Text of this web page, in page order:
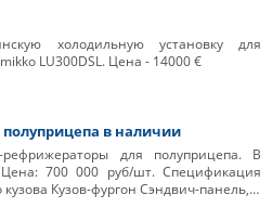
холодильную установку для
LU300DSL. Цена - 14000 €
в наличии
для полуприцепа. В
700 000 руб/шт. Спецификация
кузова Кузов-фургон Сэндвич-панель,…